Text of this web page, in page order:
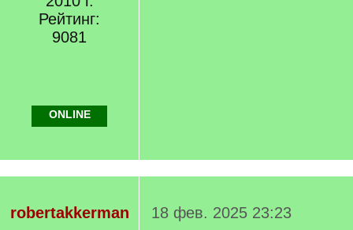
Рейтинг:
9081
ONLINE
robertakkerman
18 фев. 2025 23:23